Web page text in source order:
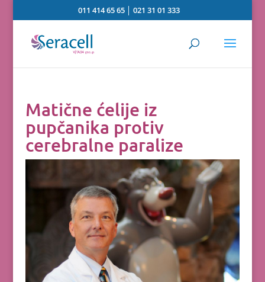
011 414 65 65 │021 31 01 333
Matične ćelije iz
pupčanika protiv
cerebralne paralize